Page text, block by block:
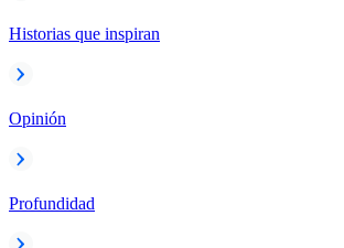
Historias que inspiran
Opinión
Profundidad